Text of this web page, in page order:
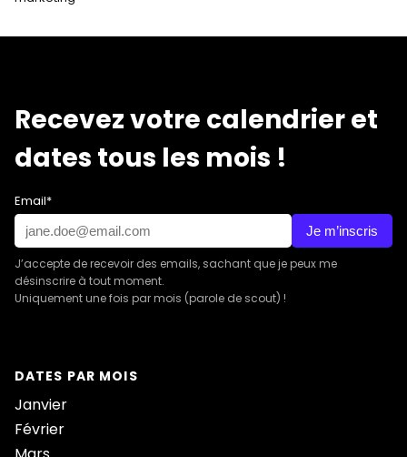
Recevez votre calendrier et
dates tous les mois !
Email*
Je m’inscris
J’accepte de recevoir des emails, sachant que je peux me
désinscrire à tout moment.
Uniquement une fois par mois (parole de scout) !
DATES PAR MOIS
Janvier
Février